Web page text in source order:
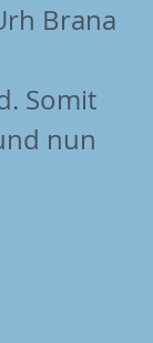
Brana
Somit
nun